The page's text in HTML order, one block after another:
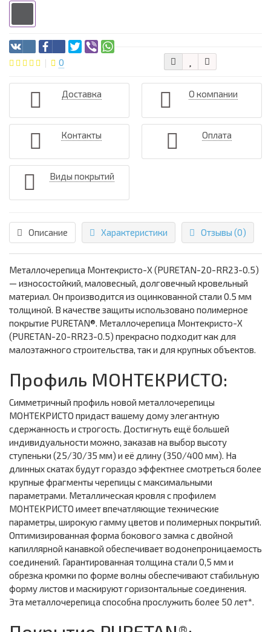
0
Доставка О компании
Контакты Оплата
Виды покрытий
Описание Характеристики Отзывы (0)
Металлочерепица Монтекристо-X (PURETAN-20-RR23-0.5)
— износостойкий, маловесный, долговечный кровельный
материал. Он производится из оцинкованной стали 0.5 мм
толщиной. В качестве защиты использовано полимерное
покрытие PURETAN®. Металлочерепица Монтекристо-X
(PURETAN-20-RR23-0.5) прекрасно подходит как для
малоэтажного строительства, так и для крупных объектов.
Профиль МОНТЕКРИСТО:
Симметричный профиль новой металлочерепицы
МОНТЕКРИСТО придаст вашему дому элегантную
сдержанность и строгость. Достигнуть ещё большей
индивидуальности можно, заказав на выбор высоту
ступеньки (25/30/35 мм) и её длину (350/400 мм). На
длинных скатах будут гораздо эффектнее смотреться более
крупные фрагменты черепицы с максимальными
параметрами. Металлическая кровля с профилем
МОНТЕКРИСТО имеет впечатляющие технические
параметры, широкую гамму цветов и полимерных покрытий.
Оптимизированная форма бокового замка с двойной
капиллярной канавкой обеспечивает водонепроницаемость
соединений. Гарантированная толщина стали 0,5 мм и
обрезка кромки по форме волны обеспечивают стабильную
форму листов и маскируют горизонтальные соединения.
Эта металлочерепица способна прослужить более 50 лет*.